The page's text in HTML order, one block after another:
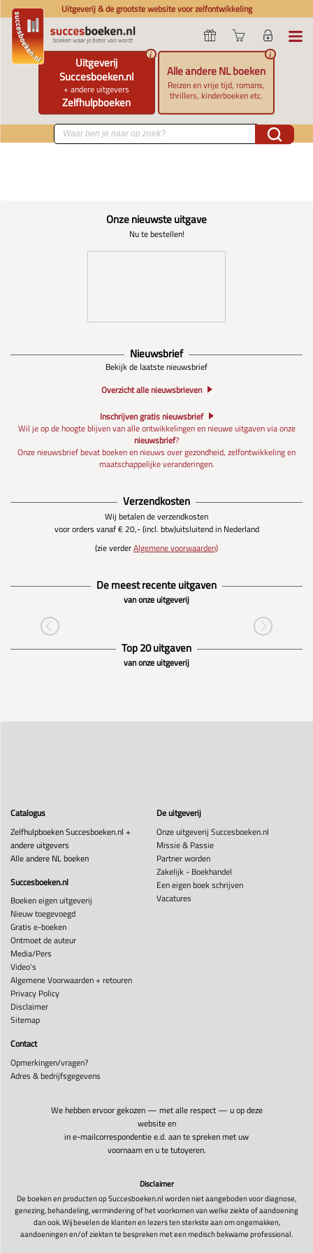
Uitgeverij & de grootste website voor zelfontwikkeling
Uitgeverij
Succesboeken.nl
+ andere uitgevers
Zelfhulpboeken
i
Alle andere NL boeken
Reizen en vrije tijd, romans,
thrillers, kinderboeken etc.
i
Onze nieuwste uitgave
Nu te bestellen!
Nieuwsbrief
Bekijk de laatste nieuwsbrief
Overzicht alle nieuwsbrieven
Inschrijven gratis nieuwsbrief
Wil je op de hoogte blijven van alle ontwikkelingen en nieuwe uitgaven via onze
nieuwsbrief?
Onze nieuwsbrief bevat boeken en nieuws over gezondheid, zelfontwikkeling en
maatschappelijke veranderingen.
Verzendkosten
Wij betalen de verzendkosten
voor orders vanaf € 20,- (incl. btw)uitsluitend in Nederland
(zie verderAlgemene voorwaarden)
De meest recente uitgaven
van onze uitgeverij
Top 20 uitgaven
van onze uitgeverij
Catalogus
Zelfhulpboeken Succesboeken.nl +
andere uitgevers
Alle andere NL boeken
Succesboeken.nl
Boeken eigen uitgeverij
Nieuw toegevoegd
Gratis e-boeken
Ontmoet de auteur
Media/Pers
Video's
Algemene Voorwaarden + retouren
Privacy Policy
Disclaimer
Sitemap
De uitgeverij
Onze uitgeverij Succesboeken.nl
Missie & Passie
Partner worden
Zakelijk - Boekhandel
Een eigen boek schrijven
Vacatures
Contact
Opmerkingen/vragen?
Adres & bedrijfsgegevens
We hebben ervoor gekozen — met alle respect — u op deze
website en
in e-mailcorrespondentie e.d. aan te spreken met uw
voornaam en u te tutoyeren.
Disclaimer
De boeken en producten op Succesboeken.nl worden niet aangeboden voor diagnose,
genezing, behandeling, vermindering of het voorkomen van welke ziekte of aandoening
dan ook. Wij bevelen de klanten en lezers ten sterkste aan om ongemakken,
aandoeningen en/of ziekten te bespreken met een medisch bekwame professional.